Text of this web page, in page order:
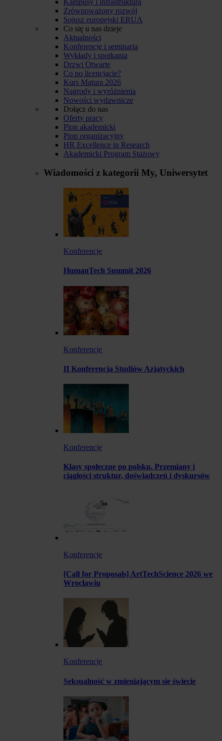
Zrównoważony rozwój
Sojusz europejski ERUA
Co się u nas dzieje
Aktualności
Konferencje i seminaria
Wykłady i spotkania
Drzwi Otwarte
Co po licencjacie?
Kurs Matura 2026
Nagrody i wyróżnienia
Nowości wydawnicze
Dołącz do nas
Oferty pracy
Pion akademicki
Pion organizacyjny
HR Excellence in Research
Akademicki Program Stażowy
Wiadomości z kategorii My, Uniwersytet
Konferencje
HumanTech Summit 2026
Konferencje
II Konferencja Studiów Azjatyckich
Konferencje
Klasy społeczne po polsku. Przemiany i
ciągłości struktur, doświadczeń i dyskursów
Konferencje
[Call for Proposals] ArtTechScience 2026 we
Wrocławiu
Konferencje
Seksualność w zmieniającym się świecie